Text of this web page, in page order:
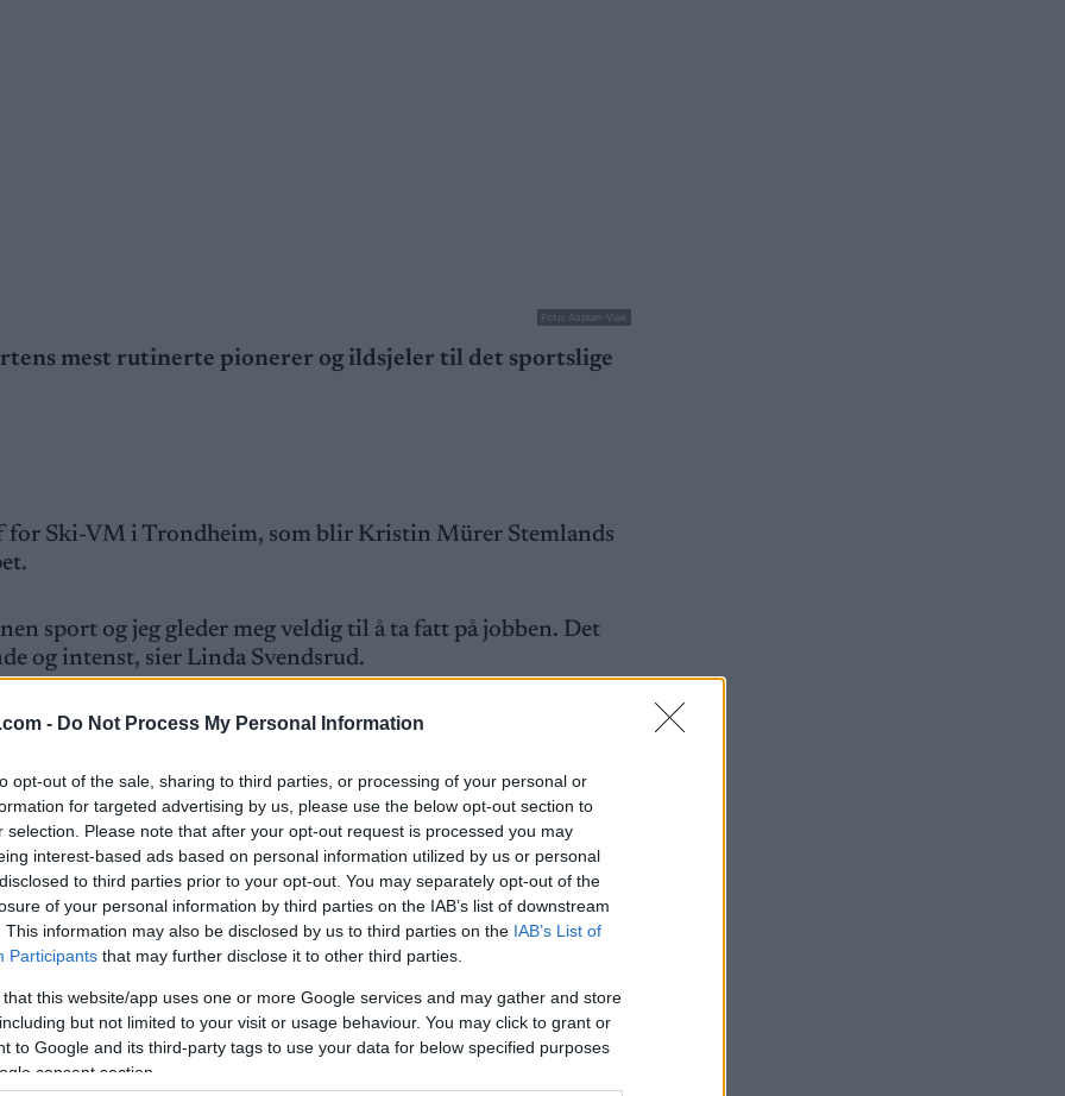
- Do Not Process My Personal Information
opt-out of the sale, sharing to third parties, or processing of your personal or
for targeted advertising by us, please use the below opt-out section to
selection. Please note that after your opt-out request is processed you may
interest-based ads based on personal information utilized by us or personal
to third parties prior to your opt-out. You may separately opt-out of the
of your personal information by third parties on the IAB’s list of downstream
This information may also be disclosed by us to third parties on the IAB’s List of
Participants that may further disclose it to other third parties.
that this website/app uses one or more Google services and may gather and store
but not limited to your visit or usage behaviour. You may click to grant or
to Google and its third-party tags to use your data for below specified purposes
consent section.
Foto: Asplan-Viak
mest rutinerte pionerer og ildsjeler til det sportslige
for Ski-VM i Trondheim, som blir Kristin Mürer Stemlands
sport og jeg gleder meg veldig til å ta fatt på jobben. Det
og intenst, sier Linda Svendsrud.
i Granåsen under Ski-VM i perioden 26. februar til
for kombinert, og gleder seg nå til å gå inn på fulltid i
støtteapparat
nasjonalt og internasjonalt.
i hopp og kombinert på Lillehammer og har inntil årets